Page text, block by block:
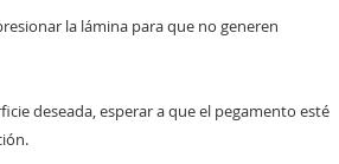
la lámina para que no generen
deseada, esperar a que el pegamento esté